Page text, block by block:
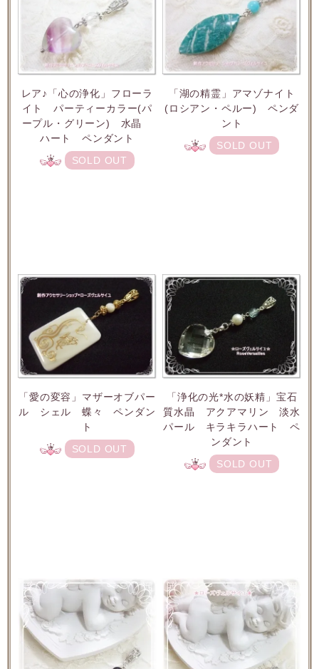
レア♪「心の浄化」フローラ
イト パーティーカラー(パ
ープル・グリーン) 水晶
ハート ペンダント
SOLD OUT
「湖の精霊」アマゾナイト
(ロシアン・ペルー) ペンダ
ント
SOLD OUT
「愛の変容」マザーオブパー
ル シェル 蝶々 ペンダン
ト
SOLD OUT
「浄化の光*水の妖精」宝石
質水晶 アクアマリン 淡水
パール キラキラハート ペ
ンダント
SOLD OUT